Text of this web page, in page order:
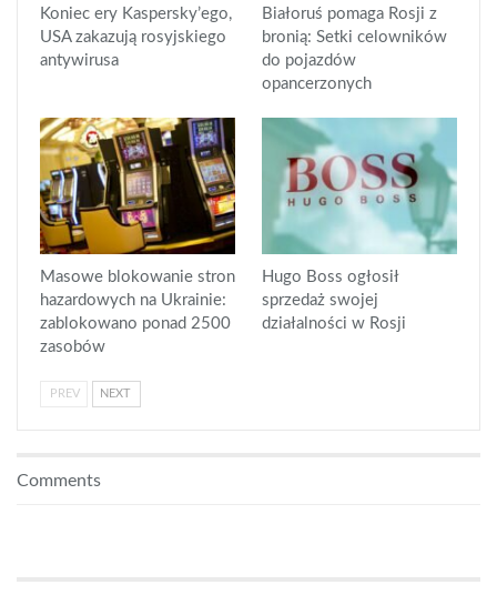
Koniec ery Kaspersky’ego,
USA zakazują rosyjskiego
antywirusa
Białoruś pomaga Rosji z
bronią: Setki celowników
do pojazdów
opancerzonych
Masowe blokowanie stron
hazardowych na Ukrainie:
zablokowano ponad 2500
zasobów
Hugo Boss ogłosił
sprzedaż swojej
działalności w Rosji
PREV NEXT
Comments